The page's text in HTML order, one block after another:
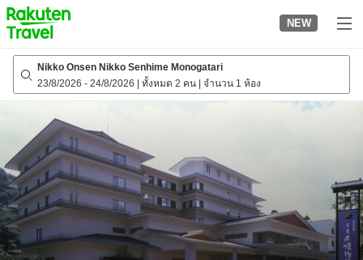
to
top
page
NEW
Nikko Onsen Nikko Senhime Monogatari
23/8/2026 - 24/8/2026 ทั้งหมด 2 คน จำนวน 1 ห้อง